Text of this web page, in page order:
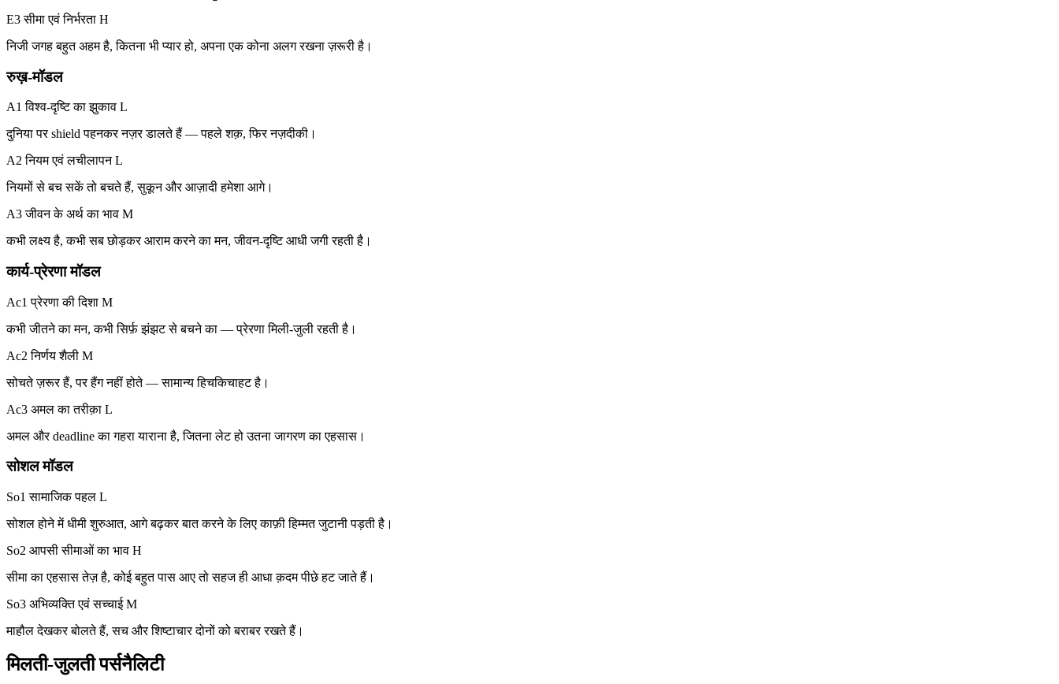
E3 सीमा एवं निर्भरता H
निजी जगह बहुत अहम है, कितना भी प्यार हो, अपना एक कोना अलग रखना ज़रूरी है।
रुख़-मॉडल
A1 विश्व-दृष्टि का झुकाव L
दुनिया पर shield पहनकर नज़र डालते हैं — पहले शक़, फिर नज़दीकी।
A2 नियम एवं लचीलापन L
नियमों से बच सकें तो बचते हैं, सुकून और आज़ादी हमेशा आगे।
A3 जीवन के अर्थ का भाव M
कभी लक्ष्य है, कभी सब छोड़कर आराम करने का मन, जीवन-दृष्टि आधी जगी रहती है।
कार्य-प्रेरणा मॉडल
Ac1 प्रेरणा की दिशा M
कभी जीतने का मन, कभी सिर्फ़ झंझट से बचने का — प्रेरणा मिली-जुली रहती है।
Ac2 निर्णय शैली M
सोचते ज़रूर हैं, पर हैंग नहीं होते — सामान्य हिचकिचाहट है।
Ac3 अमल का तरीक़ा L
अमल और deadline का गहरा याराना है, जितना लेट हो उतना जागरण का एहसास।
सोशल मॉडल
So1 सामाजिक पहल L
सोशल होने में धीमी शुरुआत, आगे बढ़कर बात करने के लिए काफ़ी हिम्मत जुटानी पड़ती है।
So2 आपसी सीमाओं का भाव H
सीमा का एहसास तेज़ है, कोई बहुत पास आए तो सहज ही आधा क़दम पीछे हट जाते हैं।
So3 अभिव्यक्ति एवं सच्चाई M
माहौल देखकर बोलते हैं, सच और शिष्टाचार दोनों को बराबर रखते हैं।
मिलती-जुलती पर्सनैलिटी